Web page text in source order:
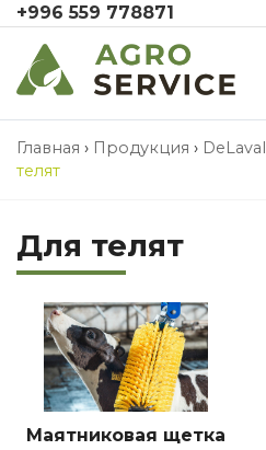
+996 559 778871
Главная › Продукция › DeLaval
телят
Для телят
Маятниковая щетка